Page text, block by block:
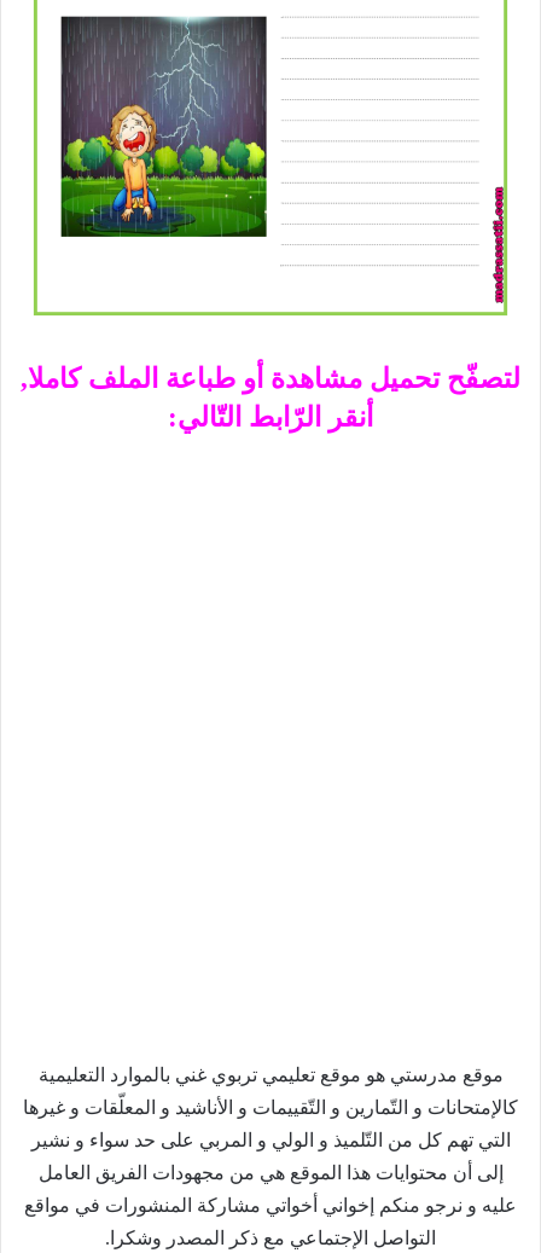
لتصفّح تحميل مشاهدة أو طباعة الملف كاملا,
أنقر الرّابط التّالي:
موقع مدرستي هو موقع تعليمي تربوي غني بالموارد التعليمية
كالإمتحانات و التّمارين و التّقييمات و الأناشيد و المعلّقات و غيرها
التي تهم كل من التّلميذ و الولي و المربي على حد سواء و نشير
إلى أن محتوايات هذا الموقع هي من مجهودات الفريق العامل
عليه و نرجو منكم إخواني أخواتي مشاركة المنشورات في مواقع
التواصل الإجتماعي مع ذكر المصدر وشكرا.